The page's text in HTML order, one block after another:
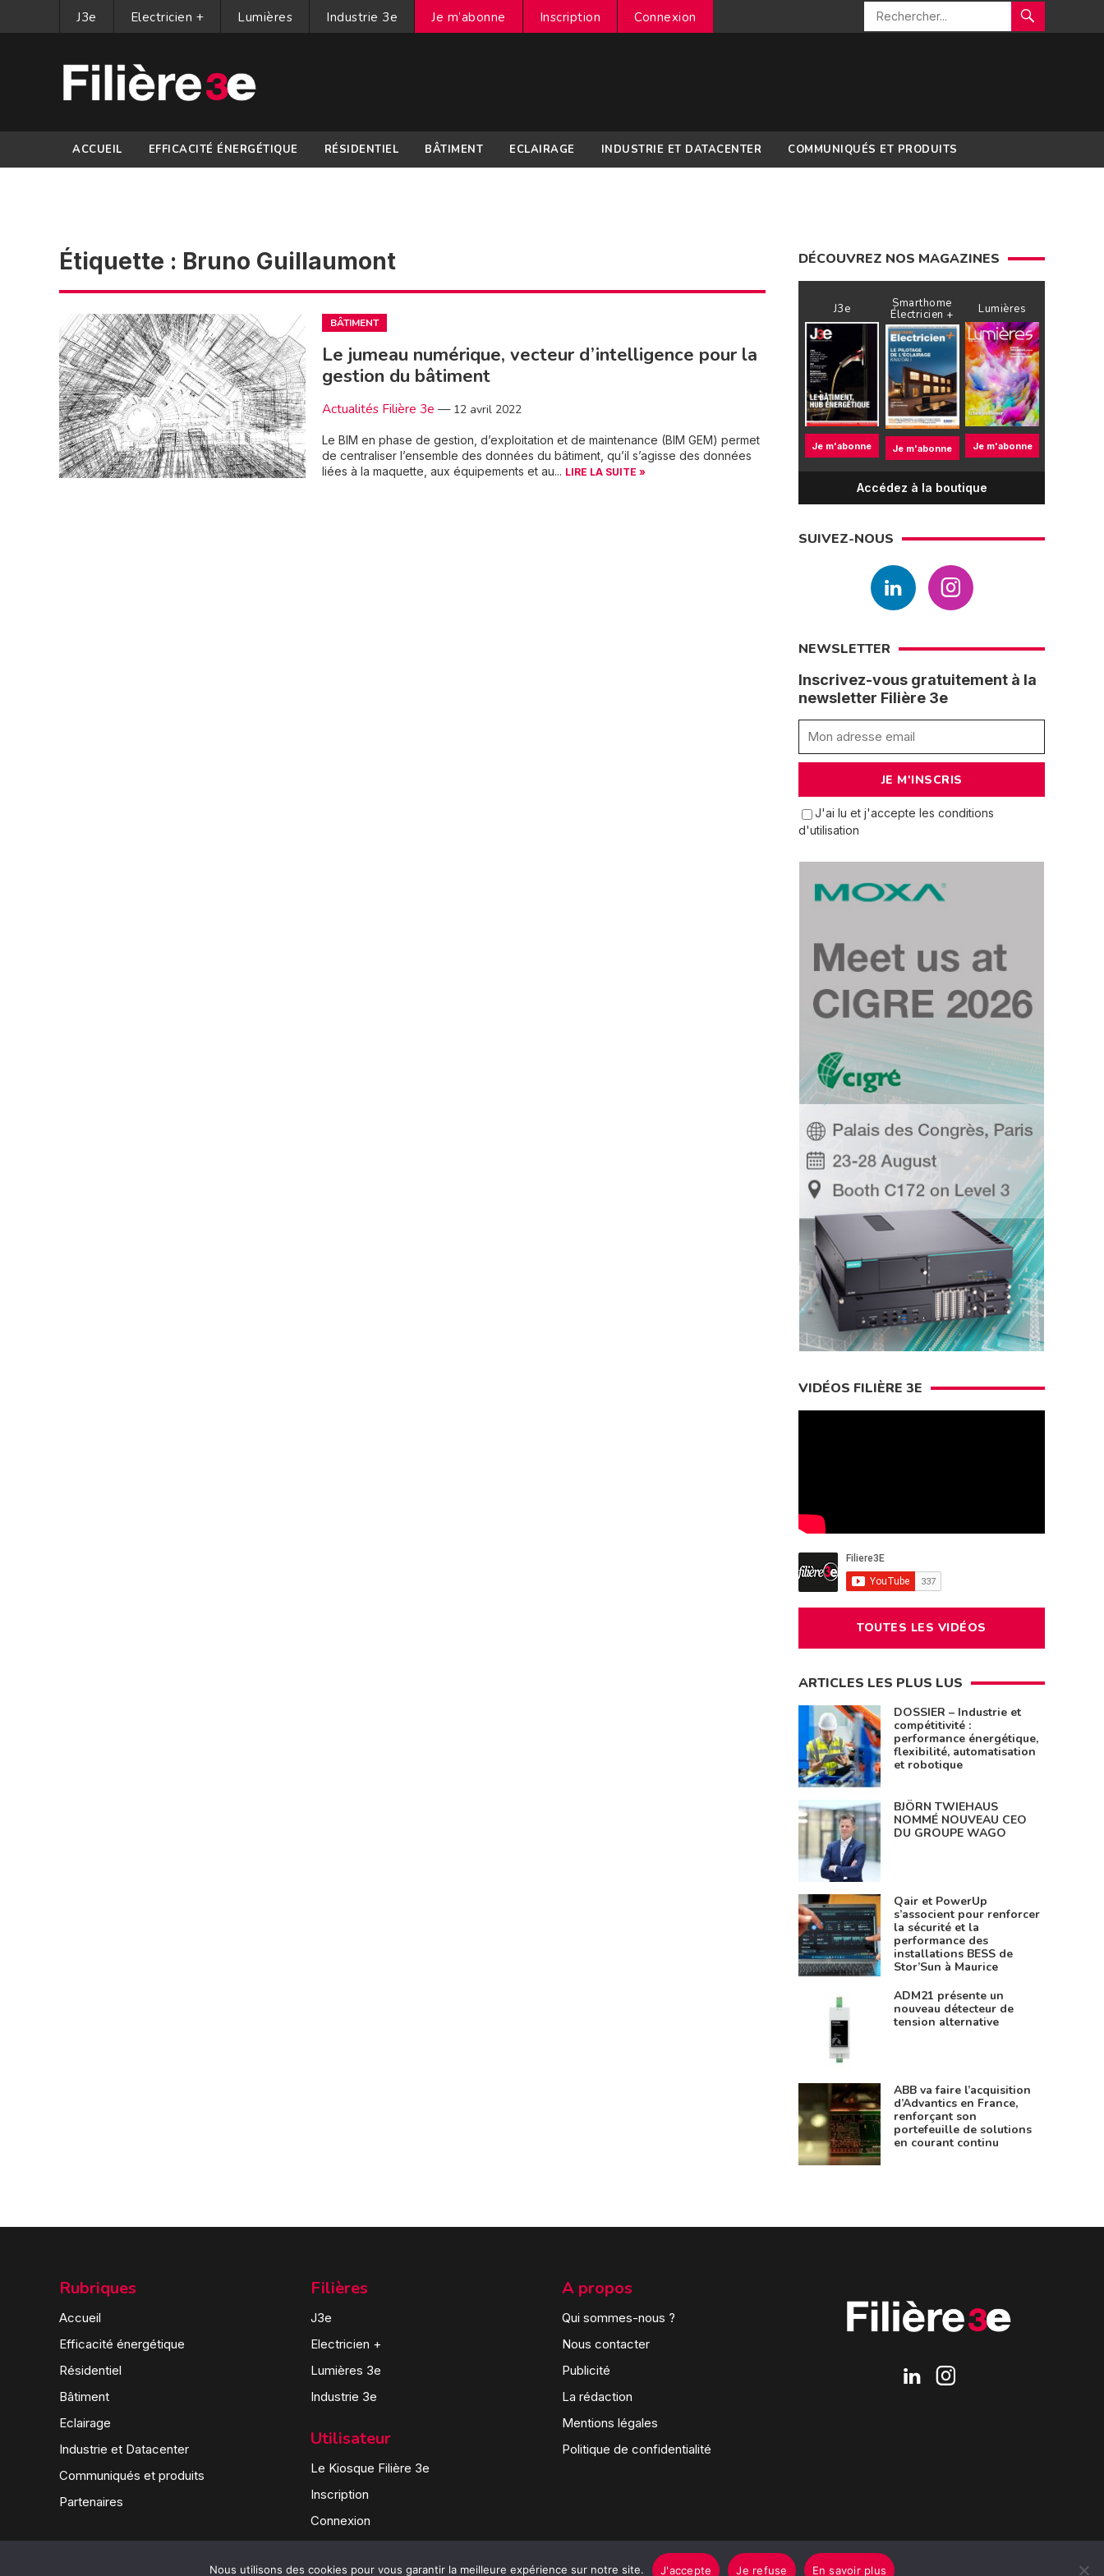
J3e Electricien + Lumières Industrie 3e Je m’abonne Inscription Connexion
ACCUEIL EFFICACITÉ ÉNERGÉTIQUE RÉSIDENTIEL BÂTIMENT ECLAIRAGE INDUSTRIE ET DATACENTER COMMUNIQUÉS ET PRODUITS
Étiquette : Bruno Guillaumont
BÂTIMENT
Le jumeau numérique, vecteur d’intelligence pour la
gestion du bâtiment
Actualités Filière 3e — 12 avril 2022
Le BIM en phase de gestion, d’exploitation et de maintenance (BIM GEM) permet
de centraliser l’ensemble des données du bâtiment, qu’il s’agisse des données
liées à la maquette, aux équipements et au... LIRE LA SUITE »
DÉCOUVREZ NOS MAGAZINES
J3e
Je m'abonne
Smarthome
Électricien +
Je m'abonne
Lumières
Je m'abonne
Accédez à la boutique
SUIVEZ-NOUS
NEWSLETTER
Inscrivez-vous gratuitement à la
newsletter Filière 3e
J'ai lu et j'accepte les conditions
d'utilisation
VIDÉOS FILIÈRE 3E
TOUTES LES VIDÉOS
ARTICLES LES PLUS LUS
DOSSIER – Industrie et
compétitivité :
performance énergétique,
flexibilité, automatisation
et robotique
BJÖRN TWIEHAUS
NOMMÉ NOUVEAU CEO
DU GROUPE WAGO
Qair et PowerUp
s’associent pour renforcer
la sécurité et la
performance des
installations BESS de
Stor’Sun à Maurice
ADM21 présente un
nouveau détecteur de
tension alternative
ABB va faire l’acquisition
d’Advantics en France,
renforçant son
portefeuille de solutions
en courant continu
Rubriques
Accueil
Efficacité énergétique
Résidentiel
Bâtiment
Eclairage
Industrie et Datacenter
Communiqués et produits
Partenaires
Filières
J3e
Electricien +
Lumières 3e
Industrie 3e
Utilisateur
Le Kiosque Filière 3e
Inscription
Connexion
A propos
Qui sommes-nous ?
Nous contacter
Publicité
La rédaction
Mentions légales
Politique de confidentialité
Nous utilisons des cookies pour vous garantir la meilleure expérience sur notre site. J'accepte Je refuse En savoir plus